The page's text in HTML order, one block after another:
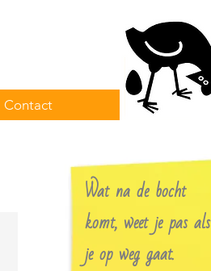
Contact
Wat na de bocht
komt, weet je pas als
je op weg gaat.